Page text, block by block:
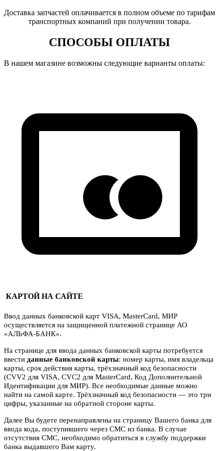
Доставка запчастей оплачивается в полном объеме по тарифам
транспортных компаний при получении товара.
СПОСОБЫ ОПЛАТЫ
В нашем магазине возможны следующие варианты оплаты:
КАРТОЙ НА САЙТЕ
Ввод данных банковской карт VISA, MasterCard, МИР
осуществляется на защищенной платежной странице АО
«АЛЬФА-БАНК».
На странице для ввода данных банковской карты потребуется
ввести данные банковской карты: номер карты, имя владельца
карты, срок действия карты, трёхзначный код безопасности
(CVV2 для VISA, CVC2 для MasterCard, Код Дополнительной
Идентификации для МИР). Все необходимые данные можно
найти на самой карте. Трёхзначный код безопасности — это три
цифры, указанные на обратной стороне карты.
Далее Вы будете перенаправлены на страницу Вашего банка для
ввода кода, поступившего через СМС из банка. В случае
отсутствия СМС, необходимо обратиться в службу поддержки
банка выдавшего Вам карту.